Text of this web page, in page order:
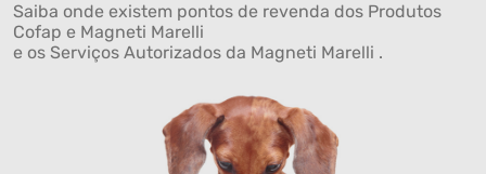
Saiba onde existem pontos de revenda dos Produtos
Cofap e Magneti Marelli
e os Serviços Autorizados da Magneti Marelli .